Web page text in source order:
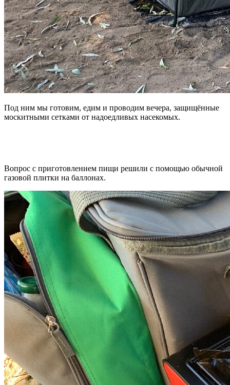
Под ним мы готовим, едим и проводим вечера, защищённые
москитными сетками от надоедливых насекомых.
Вопрос с приготовлением пищи решили с помощью обычной
газовой плитки на баллонах.